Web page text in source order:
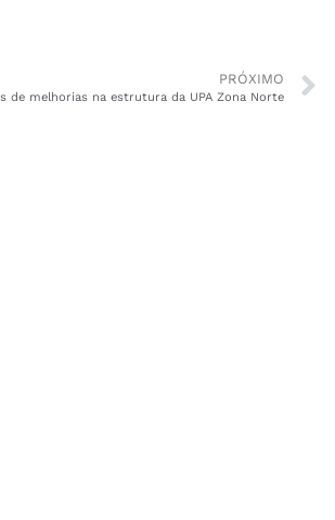
PRÓXIMO
de melhorias na estrutura da UPA Zona Norte